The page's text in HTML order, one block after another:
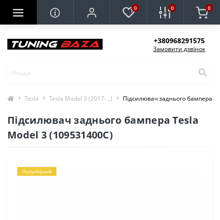
0 0 0
+380968291575
Замовити дзвінок
Tesla Tesla Model 3 (2017-...) Підсилювач заднього бампера
Підсилювач заднього бампера Tesla
Model 3 (109531400C)
Популярний